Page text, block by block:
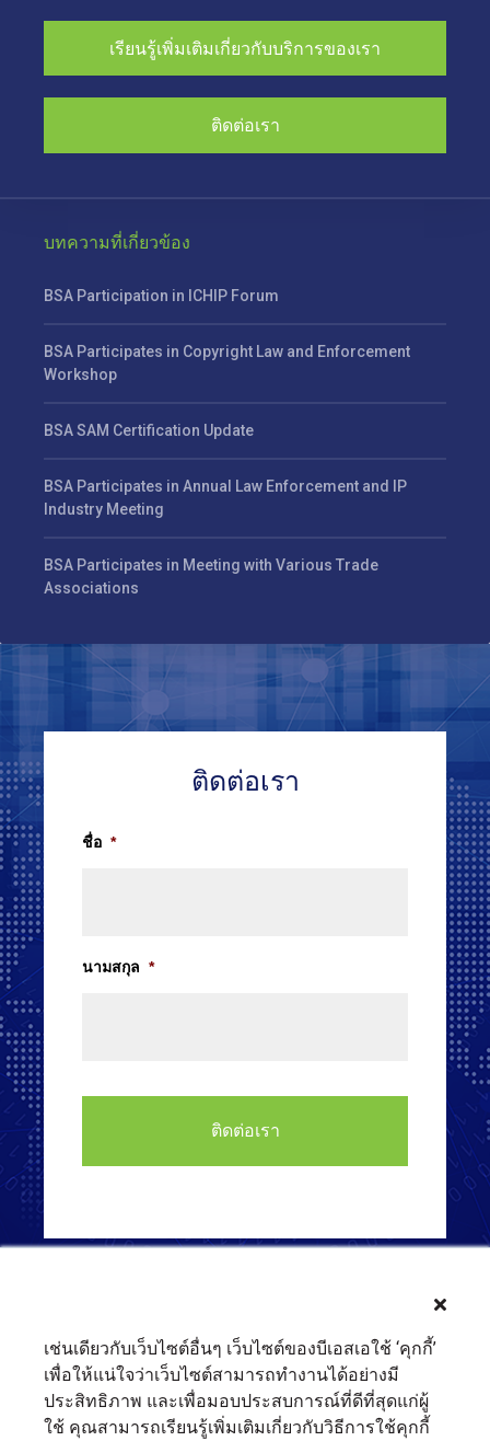
เรียนรู้เพิ่มเติมเกี่ยวกับบริการของเรา
ติดต่อเรา
บทความที่เกี่ยวข้อง
BSA Participation in ICHIP Forum
BSA Participates in Copyright Law and Enforcement
Workshop
BSA SAM Certification Update
BSA Participates in Annual Law Enforcement and IP
Industry Meeting
BSA Participates in Meeting with Various Trade
Associations
ติดต่อเรา
ชื่อ *
นามสกุล *
เช่นเดียวกับเว็บไซต์อื่นๆ เว็บไซต์ของบีเอสเอใช้ ‘คุกกี้’
เพื่อให้แน่ใจว่าเว็บไซต์สามารถทำงานได้อย่างมี
ประสิทธิภาพ และเพื่อมอบประสบการณ์ที่ดีที่สุดแก่ผู้
ใช้ คุณสามารถเรียนรู้เพิ่มเติมเกี่ยวกับวิธีการใช้คุกกี้